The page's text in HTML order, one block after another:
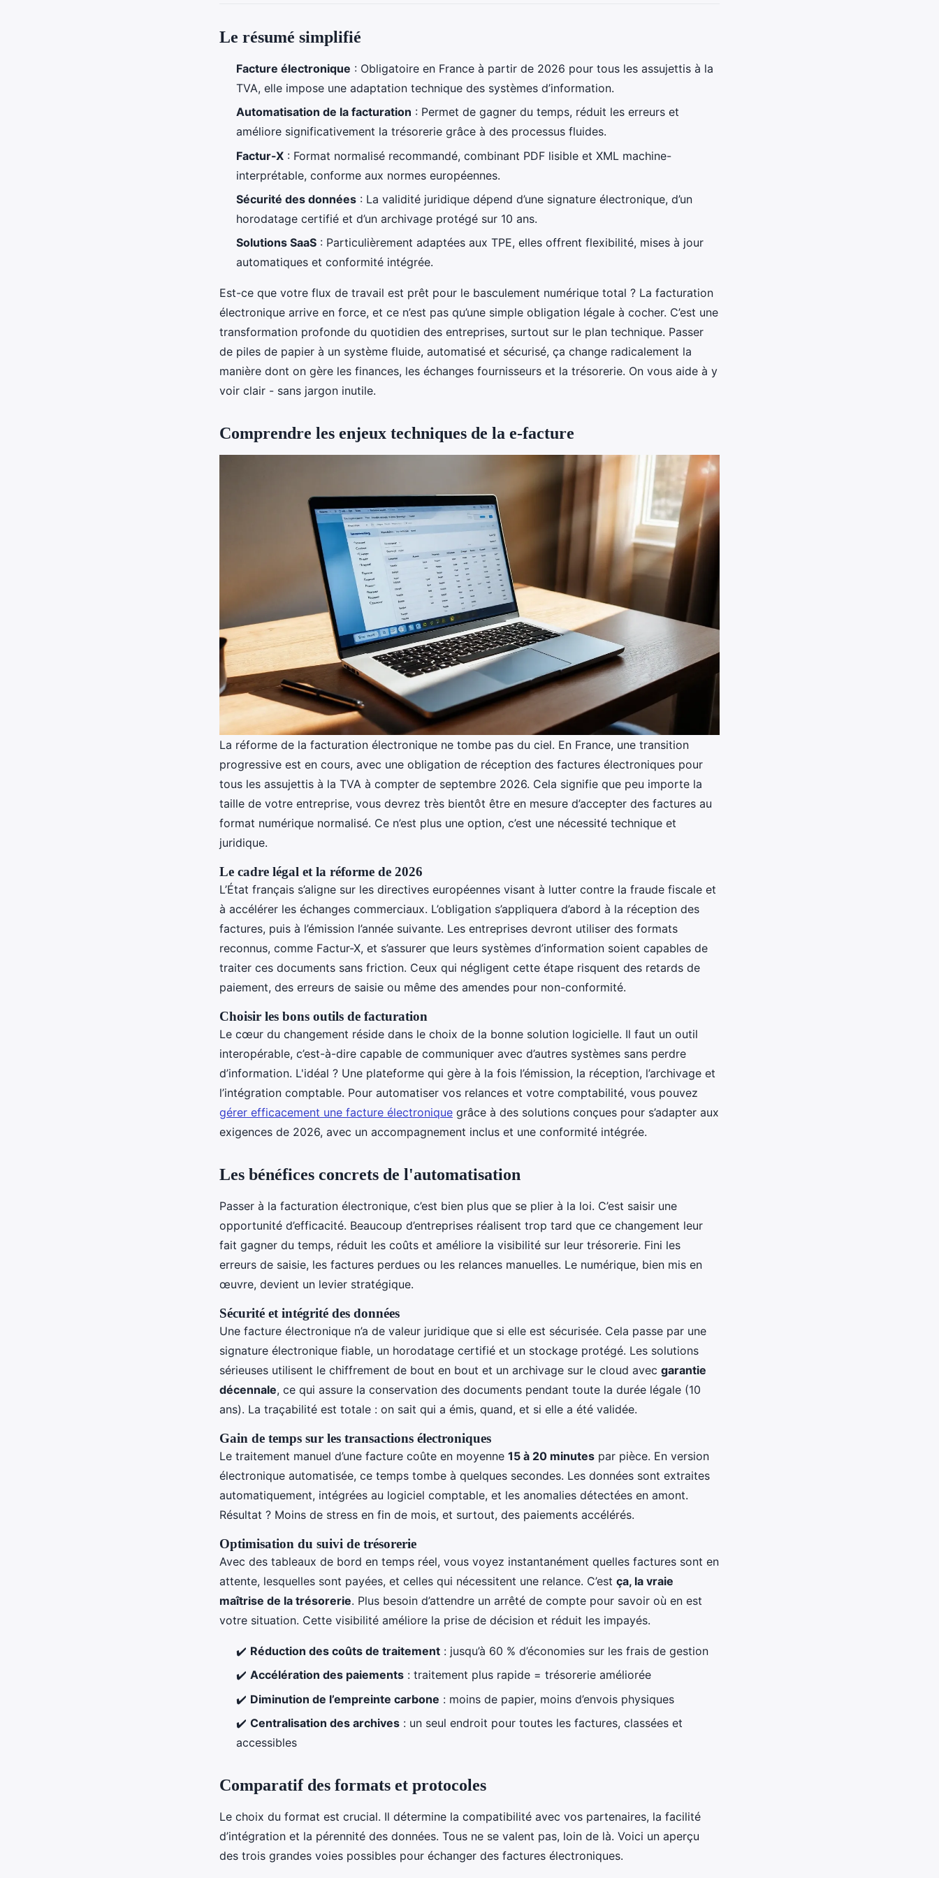
Le résumé simplifié
Facture électronique : Obligatoire en France à partir de 2026 pour tous les assujettis à la
TVA, elle impose une adaptation technique des systèmes d’information.
Automatisation de la facturation : Permet de gagner du temps, réduit les erreurs et
améliore significativement la trésorerie grâce à des processus fluides.
Factur-X : Format normalisé recommandé, combinant PDF lisible et XML machine-
interprétable, conforme aux normes européennes.
Sécurité des données : La validité juridique dépend d’une signature électronique, d’un
horodatage certifié et d’un archivage protégé sur 10 ans.
Solutions SaaS : Particulièrement adaptées aux TPE, elles offrent flexibilité, mises à jour
automatiques et conformité intégrée.
Est-ce que votre flux de travail est prêt pour le basculement numérique total ? La facturation
électronique arrive en force, et ce n’est pas qu’une simple obligation légale à cocher. C’est une
transformation profonde du quotidien des entreprises, surtout sur le plan technique. Passer
de piles de papier à un système fluide, automatisé et sécurisé, ça change radicalement la
manière dont on gère les finances, les échanges fournisseurs et la trésorerie. On vous aide à y
voir clair - sans jargon inutile.
Comprendre les enjeux techniques de la e-facture
La réforme de la facturation électronique ne tombe pas du ciel. En France, une transition
progressive est en cours, avec une obligation de réception des factures électroniques pour
tous les assujettis à la TVA à compter de septembre 2026. Cela signifie que peu importe la
taille de votre entreprise, vous devrez très bientôt être en mesure d’accepter des factures au
format numérique normalisé. Ce n’est plus une option, c’est une nécessité technique et
juridique.
Le cadre légal et la réforme de 2026
L’État français s’aligne sur les directives européennes visant à lutter contre la fraude fiscale et
à accélérer les échanges commerciaux. L’obligation s’appliquera d’abord à la réception des
factures, puis à l’émission l’année suivante. Les entreprises devront utiliser des formats
reconnus, comme Factur-X, et s’assurer que leurs systèmes d’information soient capables de
traiter ces documents sans friction. Ceux qui négligent cette étape risquent des retards de
paiement, des erreurs de saisie ou même des amendes pour non-conformité.
Choisir les bons outils de facturation
Le cœur du changement réside dans le choix de la bonne solution logicielle. Il faut un outil
interopérable, c’est-à-dire capable de communiquer avec d’autres systèmes sans perdre
d’information. L'idéal ? Une plateforme qui gère à la fois l’émission, la réception, l’archivage et
l’intégration comptable. Pour automatiser vos relances et votre comptabilité, vous pouvez
gérer efficacement une facture électronique grâce à des solutions conçues pour s’adapter aux
exigences de 2026, avec un accompagnement inclus et une conformité intégrée.
Les bénéfices concrets de l'automatisation
Passer à la facturation électronique, c’est bien plus que se plier à la loi. C’est saisir une
opportunité d’efficacité. Beaucoup d’entreprises réalisent trop tard que ce changement leur
fait gagner du temps, réduit les coûts et améliore la visibilité sur leur trésorerie. Fini les
erreurs de saisie, les factures perdues ou les relances manuelles. Le numérique, bien mis en
œuvre, devient un levier stratégique.
Sécurité et intégrité des données
Une facture électronique n’a de valeur juridique que si elle est sécurisée. Cela passe par une
signature électronique fiable, un horodatage certifié et un stockage protégé. Les solutions
sérieuses utilisent le chiffrement de bout en bout et un archivage sur le cloud avec garantie
décennale, ce qui assure la conservation des documents pendant toute la durée légale (10
ans). La traçabilité est totale : on sait qui a émis, quand, et si elle a été validée.
Gain de temps sur les transactions électroniques
Le traitement manuel d’une facture coûte en moyenne 15 à 20 minutes par pièce. En version
électronique automatisée, ce temps tombe à quelques secondes. Les données sont extraites
automatiquement, intégrées au logiciel comptable, et les anomalies détectées en amont.
Résultat ? Moins de stress en fin de mois, et surtout, des paiements accélérés.
Optimisation du suivi de trésorerie
Avec des tableaux de bord en temps réel, vous voyez instantanément quelles factures sont en
attente, lesquelles sont payées, et celles qui nécessitent une relance. C’est ça, la vraie
maîtrise de la trésorerie. Plus besoin d’attendre un arrêté de compte pour savoir où en est
votre situation. Cette visibilité améliore la prise de décision et réduit les impayés.
✔️ Réduction des coûts de traitement : jusqu’à 60 % d’économies sur les frais de gestion
✔️ Accélération des paiements : traitement plus rapide = trésorerie améliorée
✔️ Diminution de l’empreinte carbone : moins de papier, moins d’envois physiques
✔️ Centralisation des archives : un seul endroit pour toutes les factures, classées et
accessibles
Comparatif des formats et protocoles
Le choix du format est crucial. Il détermine la compatibilité avec vos partenaires, la facilité
d’intégration et la pérennité des données. Tous ne se valent pas, loin de là. Voici un aperçu
des trois grandes voies possibles pour échanger des factures électroniques.